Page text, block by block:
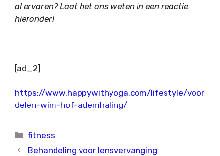
al ervaren? Laat het ons weten in een reactie
hieronder!
[ad_2]
https://www.happywithyoga.com/lifestyle/voor
delen-wim-hof-ademhaling/
Categorieën
fitness
Behandeling voor lensvervanging